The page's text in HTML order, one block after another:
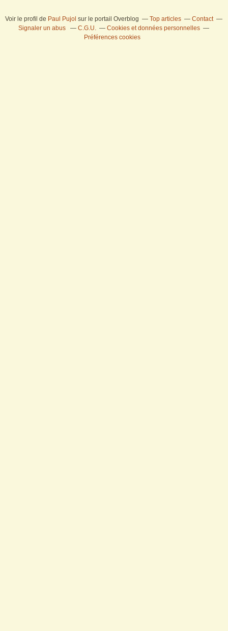
Voir le profil de Paul Pujol sur le portail Overblog Top articles
Contact
Signaler un abus
C.G.U.
Cookies et données personnelles
Préférences cookies